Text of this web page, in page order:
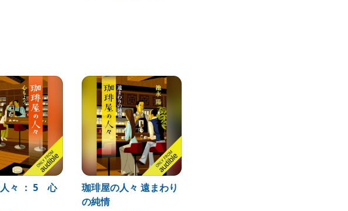
々 ： 5 心
珈琲屋の人々 遠まわり
の純情